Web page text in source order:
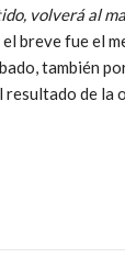
volverá al
breve fue el
también
resultado de la